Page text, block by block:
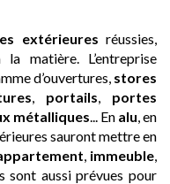
extérieures réussies,
matière. L’entreprise
d’ouvertures, stores
portails
portes
métalliques ... En alu , en
sauront mettre en
immeuble
sont aussi prévues pour